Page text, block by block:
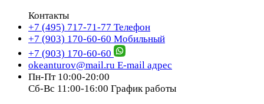
Контакты
+7 (495) 717-71-77 Телефон
+7 (903) 170-60-60 Мобильный
+7 (903) 170-60-60
okeanturov@mail.ru E-mail адрес
Пн-Пт 10:00-20:00
Сб-Вс 11:00-16:00 График работы